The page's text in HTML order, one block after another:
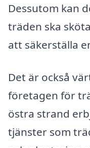
Dessutom kan
träden ska
att säkerställa
Det är också
företagen för
östra strand
tjänster som